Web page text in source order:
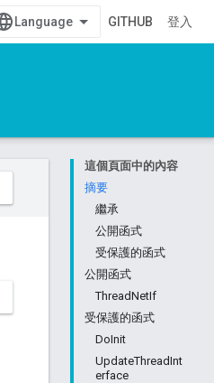
GITHUB 登入
這個頁面中的內容
摘要
繼承
公開函式
受保護的函式
公開函式
ThreadNetIf
受保護的函式
DoInit
UpdateThreadInt
erface